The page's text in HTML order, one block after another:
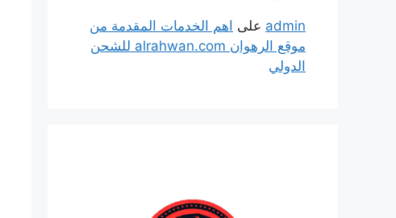
admin على اهم الخدمات المقدمة من
موقع الرهوان alrahwan.com للشحن
الدولي